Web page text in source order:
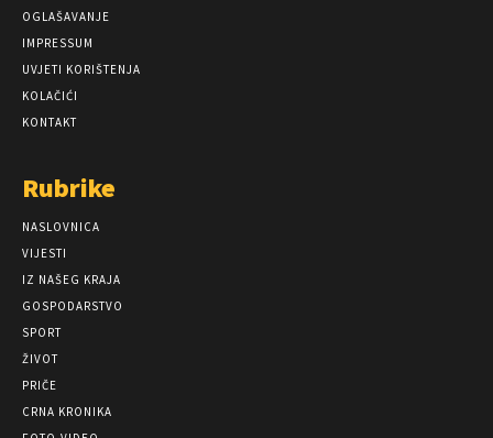
OGLAŠAVANJE
IMPRESSUM
UVJETI KORIŠTENJA
KOLAČIĆI
KONTAKT
Rubrike
NASLOVNICA
VIJESTI
IZ NAŠEG KRAJA
GOSPODARSTVO
SPORT
ŽIVOT
PRIČE
CRNA KRONIKA